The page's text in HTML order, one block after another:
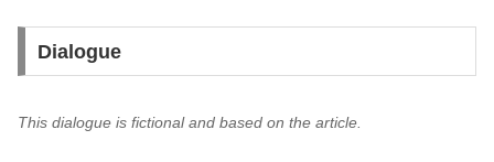
Dialogue
This dialogue is fictional and based on the article.